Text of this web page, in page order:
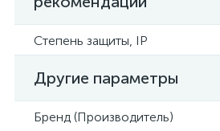
Степень защиты, IP
Другие параметры
Бренд (Производитель)